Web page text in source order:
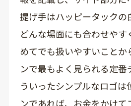
提げ手はハッピータックの
どんな場面にも合わせや
めてでも扱いやすいことか
ンで最もよく見られる定番
ういったシンプルなロゴは
ンであれば、お金をかけて